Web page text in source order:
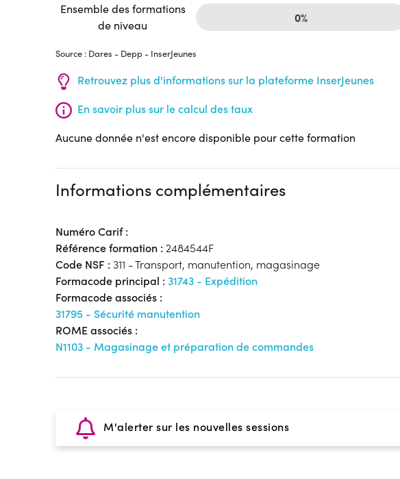
Ensemble des formations
de niveau
0%
Source : Dares - Depp - InserJeunes
Retrouvez plus d'informations sur la plateforme InserJeunes
En savoir plus sur le calcul des taux
Aucune donnée n'est encore disponible pour cette formation
Informations complémentaires
Numéro Carif :
Référence formation : 2484544F
Code NSF : 311 - Transport, manutention, magasinage
Formacode principal : 31743 - Expédition
Formacode associés :
31795 - Sécurité manutention
ROME associés :
N1103 - Magasinage et préparation de commandes
M'alerter sur les nouvelles sessions